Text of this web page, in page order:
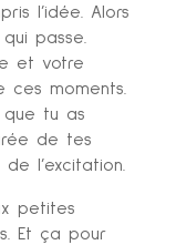
l’idée. Alors
passe.
et votre
ces moments.
tu as
de tes
l’excitation.
petites
Et ça pour